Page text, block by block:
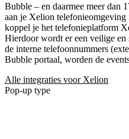
Bubble – en daarmee meer dan
aan je Xelion
koppel je het telefonieplatform
Hierdoor wordt er een veilige
de interne telefoonnummers
Bubble portaal, worden de
Alle integraties voor Xelion
Pop-up type